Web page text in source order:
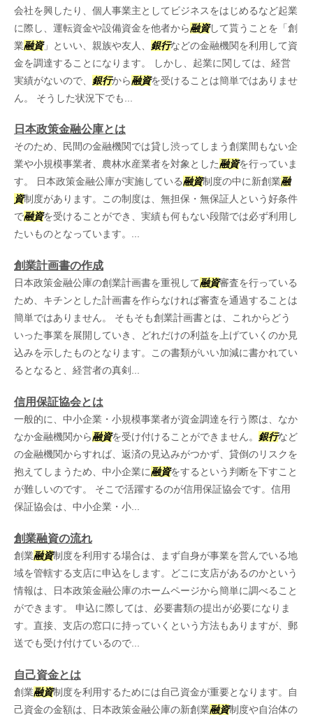
会社を興したり、個人事業主としてビジネスをはじめるなど起業
に際し、運転資金や設備資金を他者から融資して貰うことを「創
業融資」といい、親族や友人、 銀行などの金融機関を利用して資
金を調達することになります。 しかし、起業に関しては、経営
実績がないので、 銀行から融資を受けることは簡単ではありませ
ん。 そうした状況下でも...
日本政策金融公庫とは
そのため、民間の金融機関では貸し渋ってしまう創業間もない企
業や小規模事業者、農林水産業者を対象とした融資を行っていま
す。 日本政策金融公庫が実施している融資制度の中に新創業融
資制度があります。この制度は、無担保・無保証人という好条件
で融資を受けることができ、実績も何もない段階では必ず利用し
たいものとなっています。...
創業計画書の作成
日本政策金融公庫の創業計画書を重視して融資審査を行っている
ため、キチンとした計画書を作らなければ審査を通過することは
簡単ではありません。 そもそも創業計画書とは、これからどう
いった事業を展開していき、どれだけの利益を上げていくのか見
込みを示したものとなります。この書類がいい加減に書かれてい
るとなると、経営者の真剣...
信用保証協会とは
一般的に、中小企業・小規模事業者が資金調達を行う際は、なか
なか金融機関から融資を受け付けることができません。 銀行など
の金融機関からすれば、返済の見込みがつかず、貸倒のリスクを
抱えてしまうため、中小企業に融資をするという判断を下すこと
が難しいのです。 そこで活躍するのが信用保証協会です。信用
保証協会は、中小企業・小...
創業融資の流れ
創業融資制度を利用する場合は、まず自身が事業を営んでいる地
域を管轄する支店に申込をします。どこに支店があるのかという
情報は、日本政策金融公庫のホームページから簡単に調べること
ができます。 申込に際しては、必要書類の提出が必要になりま
す。直接、支店の窓口に持っていくという方法もありますが、郵
送でも受け付けているので...
自己資金とは
創業融資制度を利用するためには自己資金が重要となります。自
己資金の金額は、日本政策金融公庫の新創業融資制度や自治体の